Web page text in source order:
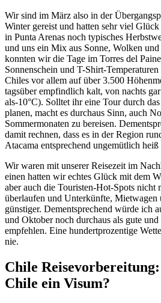
Wir sind im März also in der
Winter gereist und hatten sehr viel
in Punta Arenas noch typisches
und uns ein Mix aus Sonne, Wolken
konnten wir die Tage im Torres del
Sonnenschein und T-Shirt-
Chiles vor allem auf über 3.500
tagsüber empfindlich kalt, von nachts
als-10°C). Solltet ihr eine Tour durch
planen, macht es durchaus Sinn, auch
Sommermonaten zu bereisen.
damit rechnen, dass es in der Region
Atacama entsprechend ungemütlich heiß
Wir waren mit unserer Reisezeit im
einen hatten wir echtes Glück mit dem
aber auch die Touristen-Hot-Spots nicht
überlaufen und Unterkünfte, Mietwagen
günstiger. Dementsprechend würde ich
und Oktober noch durchaus als gute und
empfehlen. Eine hundertprozentige
nie.
Chile
Chile ein Visum?